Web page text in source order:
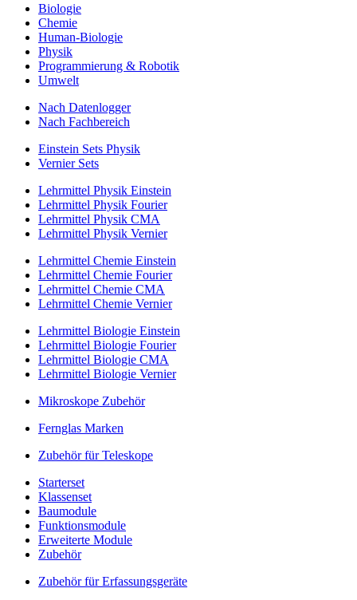
Biologie
Chemie
Human-Biologie
Physik
Programmierung & Robotik
Umwelt
Nach Datenlogger
Nach Fachbereich
Einstein Sets Physik
Vernier Sets
Lehrmittel Physik Einstein
Lehrmittel Physik Fourier
Lehrmittel Physik CMA
Lehrmittel Physik Vernier
Lehrmittel Chemie Einstein
Lehrmittel Chemie Fourier
Lehrmittel Chemie CMA
Lehrmittel Chemie Vernier
Lehrmittel Biologie Einstein
Lehrmittel Biologie Fourier
Lehrmittel Biologie CMA
Lehrmittel Biologie Vernier
Mikroskope Zubehör
Fernglas Marken
Zubehör für Teleskope
Starterset
Klassenset
Baumodule
Funktionsmodule
Erweiterte Module
Zubehör
Zubehör für Erfassungsgeräte